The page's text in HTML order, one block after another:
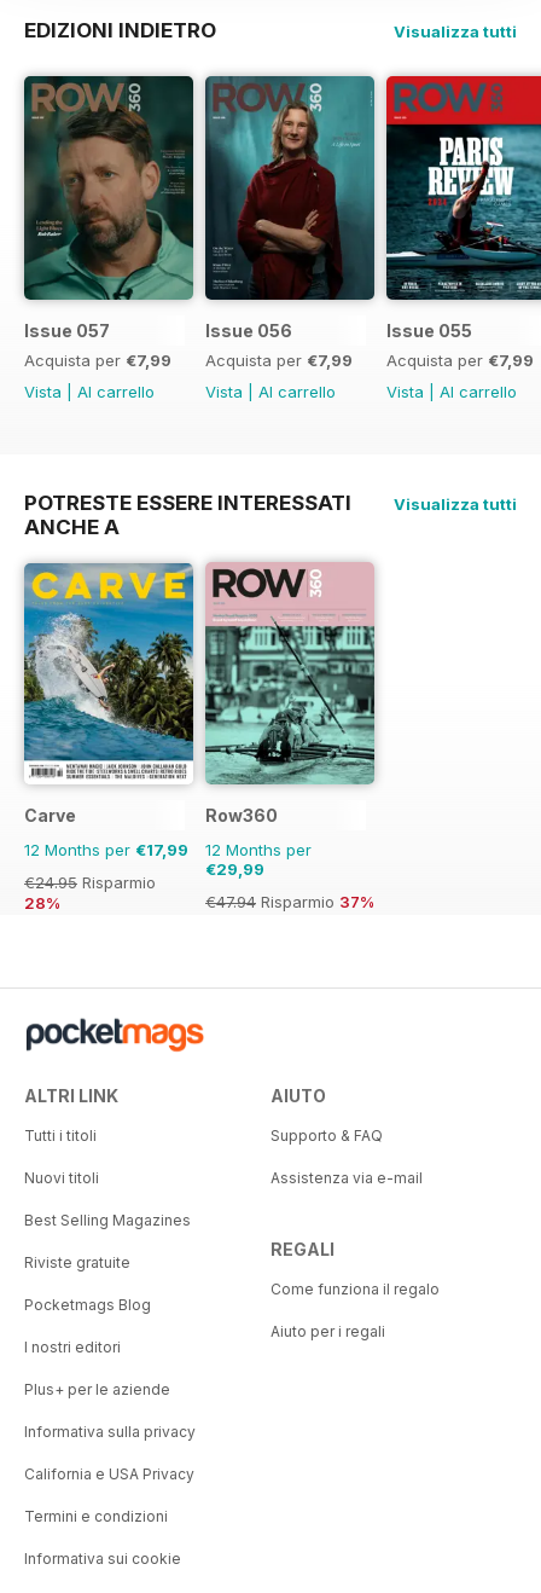
EDIZIONI INDIETRO Visualizza tutti
Issue 057
Acquista per €7,99
Vista
Al carrello
Issue 056
Acquista per €7,99
Vista
Al carrello
Issue 055
Acquista per €7,99
Vista
Al carrello
POTRESTE ESSERE INTERESSATI
ANCHE A
Visualizza tutti
Carve
12 Months per €17,99
€24.95 Risparmio
28%
Row360
12 Months per
€29,99
€47.94 Risparmio 37%
ALTRI LINK
Tutti i titoli
Nuovi titoli
Best Selling Magazines
Riviste gratuite
Pocketmags Blog
I nostri editori
Plus+ per le aziende
Informativa sulla privacy
California e USA Privacy
Termini e condizioni
Informativa sui cookie
AIUTO
Supporto & FAQ
Assistenza via e-mail
REGALI
Come funziona il regalo
Aiuto per i regali